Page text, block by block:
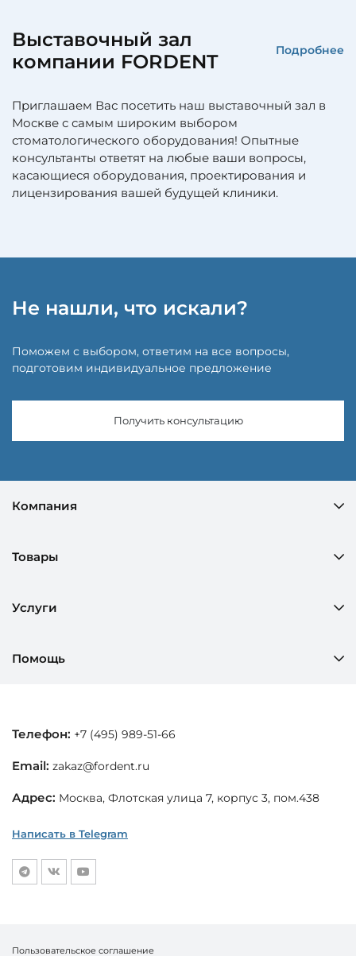
Выставочный зал
компании FORDENT
Подробнее
Приглашаем Вас посетить наш выставочный зал в
Москве с самым широким выбором
стоматологического оборудования! Опытные
консультанты ответят на любые ваши вопросы,
касающиеся оборудования, проектирования и
лицензирования вашей будущей клиники.
Не нашли, что искали?
Поможем с выбором, ответим на все вопросы,
подготовим индивидуальное предложение
Получить консультацию
Компания
Товары
Услуги
Помощь
Телефон: +7 (495) 989-51-66
Email: zakaz@fordent.ru
Адрес: Москва, Флотская улица 7, корпус 3, пом.438
Написать в Telegram
Пользовательское соглашение